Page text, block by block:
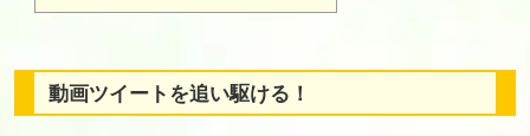
動画ツイートを追い駆ける！